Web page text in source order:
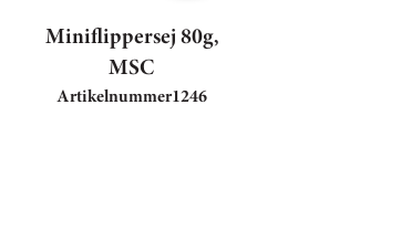
Miniflippersej 80g,
MSC
Artikelnummer1246